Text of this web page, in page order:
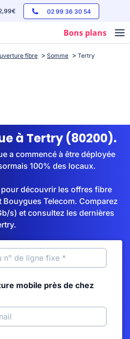
02 99 36 30 54
Bons plans
fibre Somme Tertry
à Tertry (80200).
a commencé à être déployée
100% des locaux.
découvrir les offres fibre
Bouygues Telecom. Comparez
s) et consultez les dernières
mobile près de chez